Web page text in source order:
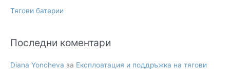
Тягови батерии
Последни коментари
Diana Yoncheva за Експлоатация и поддръжка на тягови